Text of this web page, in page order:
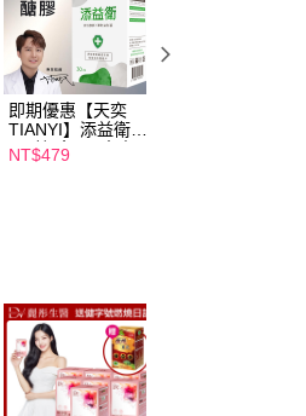
連結，可透過四大超商
交易完成。
您需要取消訂單，請聯
有效，需透過AFTEE
面顯示為準，若有關於
聯繫「AFTEE先享後
人之同意方可使用
失，本公司不負相關責
即期優惠【天奕
TIANYI】添益衛
(30粒/盒) 日本專
利JSF-1®褐藻醣
NT$479